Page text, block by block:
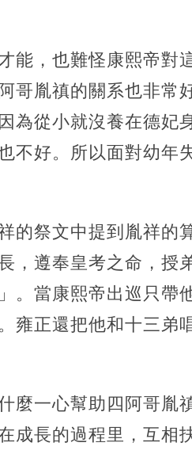
能，也難怪康熙帝對
哥胤禛的關系也非常
為從小就沒養在德妃
不好。所以面對幼年
的祭文中提到胤祥的
，遵奉皇考之命，授
」。當康熙帝出巡只
雍正還把他和十三弟
麼一心幫助四阿哥胤
成長的過程里，互相